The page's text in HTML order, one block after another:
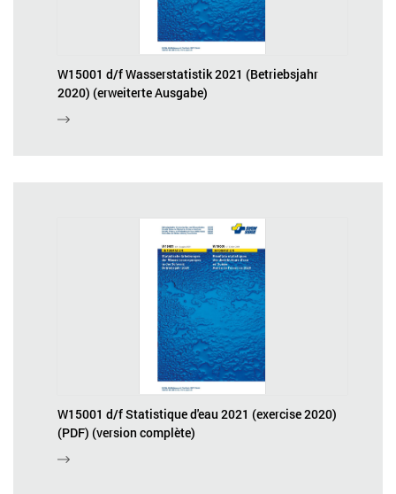
W15001 d/f Wasserstatistik 2021 (Betriebsjahr
2020) (erweiterte Ausgabe)
W15001 d/f Statistique d'eau 2021 (exercise 2020)
(PDF) (version complète)